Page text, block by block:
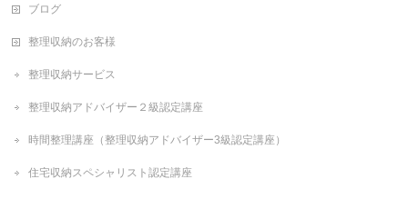
ブログ
整理収納のお客様
整理収納サービス
整理収納アドバイザー２級認定講座
時間整理講座（整理収納アドバイザー3級認定講座）
住宅収納スペシャリスト認定講座